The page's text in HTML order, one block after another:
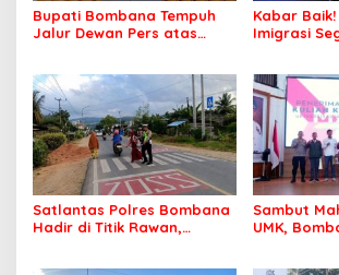
Bupati Bombana Tempuh
Jalur Dewan Pers atas
Kabar
Imigrasi
Satlantas Polres Bombana
Hadir di Titik Rawan,
Sambut
UMK,